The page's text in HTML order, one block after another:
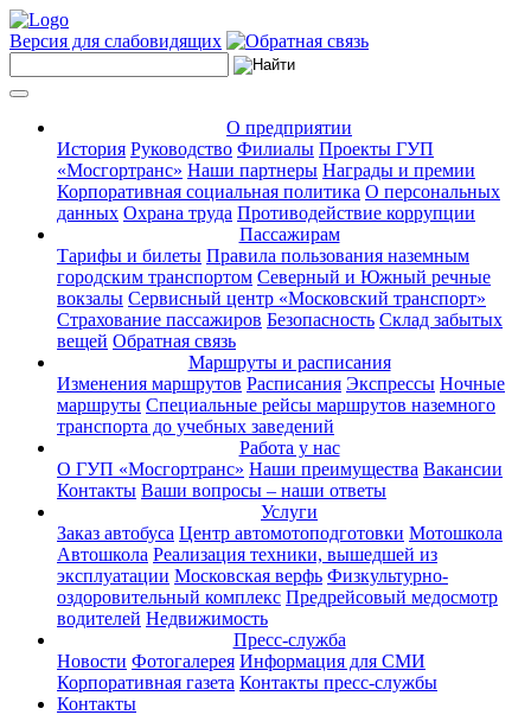
Версия для слабовидящих
О предприятии
История Руководство Филиалы Проекты ГУП
«Мосгортранс» Наши партнеры Награды и премии
Корпоративная социальная политика О персональных
данных Охрана труда Противодействие коррупции
Пассажирам
Тарифы и билеты Правила пользования наземным
городским транспортом Северный и Южный речные
вокзалы Сервисный центр «Московский транспорт»
Страхование пассажиров Безопасность Склад забытых
вещей Обратная связь
Маршруты и расписания
Изменения маршрутов Расписания Экспрессы Ночные
маршруты Специальные рейсы маршрутов наземного
транспорта до учебных заведений
Работа у нас
О ГУП «Мосгортранс» Наши преимущества Вакансии
Контакты Ваши вопросы – наши ответы
Услуги
Заказ автобуса Центр автомотоподготовки Мотошкола
Автошкола Реализация техники, вышедшей из
эксплуатации Московская верфь Физкультурно-
оздоровительный комплекс Предрейсовый медосмотр
водителей Недвижимость
Пресс-служба
Новости Фотогалерея Информация для СМИ
Корпоративная газета Контакты пресс-службы
Контакты